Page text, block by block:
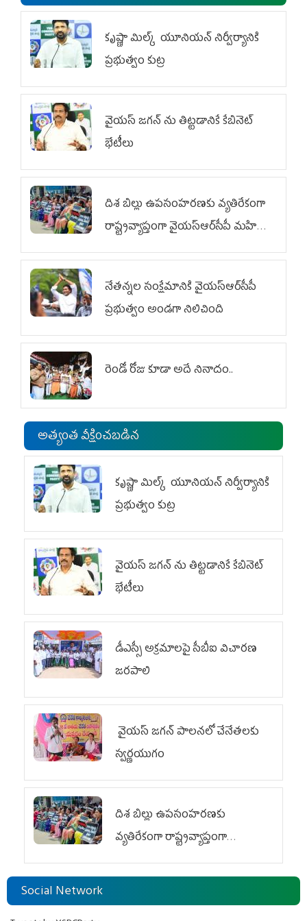
కృష్ణా మిల్క్‌ యూనియన్‌ నిర్వీర్యానికి
ప్రభుత్వం కుట్ర
వైయ‌స్ జగన్‌ ను తిట్టడానికే కేబినెట్‌
భేటీలు
దిశ బిల్లు ఉపసంహరణకు వ్యతిరేకంగా
రాష్ట్రవ్యాప్తంగా వైయ‌స్ఆర్‌సీపీ మహిళా
విభాగం ఆందోళనలు
నేతన్నల సంక్షేమానికి వైయ‌స్ఆర్‌సీపీ
ప్రభుత్వం అండగా నిలిచింది
రెండో రోజు కూడా అదే నినాదం..
అత్యంత వీక్షించబడిన
కృష్ణా మిల్క్‌ యూనియన్‌ నిర్వీర్యానికి
ప్రభుత్వం కుట్ర
వైయ‌స్ జగన్‌ ను తిట్టడానికే కేబినెట్‌
భేటీలు
డీఎస్సీ అక్రమాలపై సీబీఐ విచారణ
జరపాలి
వైయ‌స్ జగన్ పాలనలో చేనేతలకు
స్వర్ణయుగం
దిశ బిల్లు ఉపసంహరణకు
వ్యతిరేకంగా రాష్ట్రవ్యాప్తంగా
వైయ‌స్ఆర్‌సీపీ మహిళా విభాగం
ఆందోళనలు
Social Network